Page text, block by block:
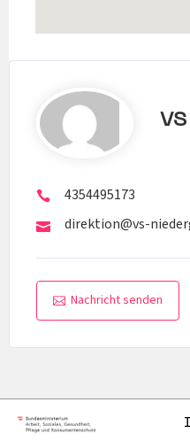
4354495173
direktion@vs-
Nachricht senden